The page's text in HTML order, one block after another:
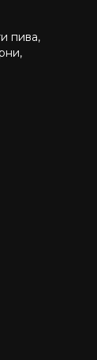
пива,